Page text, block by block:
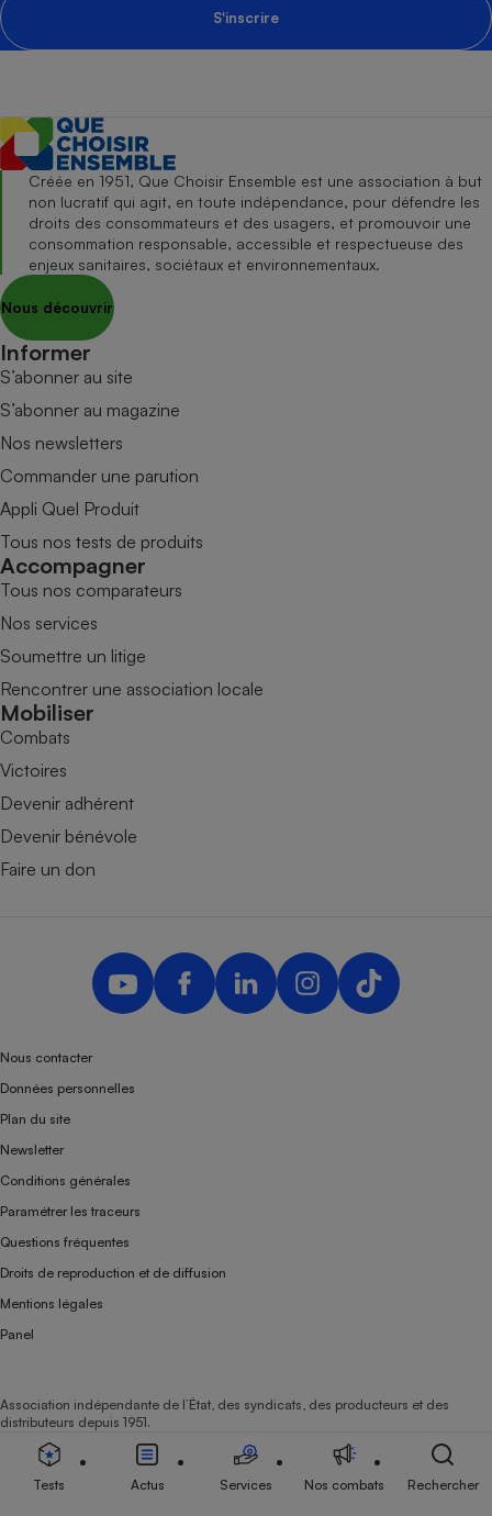
S'inscrire
Créée en 1951, Que Choisir Ensemble est une association à but
non lucratif qui agit, en toute indépendance, pour défendre les
droits des consommateurs et des usagers, et promouvoir une
consommation responsable, accessible et respectueuse des
enjeux sanitaires, sociétaux et environnementaux.
Nous découvrir
Informer
S’abonner au site
S’abonner au magazine
Nos newsletters
Commander une parution
Appli Quel Produit
Tous nos tests de produits
Accompagner
Tous nos comparateurs
Nos services
Soumettre un litige
Rencontrer une association locale
Mobiliser
Combats
Victoires
Devenir adhérent
Devenir bénévole
Faire un don
Nous contacter
Données personnelles
Plan du site
Newsletter
Conditions générales
Paramétrer les traceurs
Questions fréquentes
Droits de reproduction et de diffusion
Mentions légales
Panel
Association indépendante de l’État, des syndicats, des producteurs et des
distributeurs depuis 1951.
Tests Actus Services Nos combats Rechercher